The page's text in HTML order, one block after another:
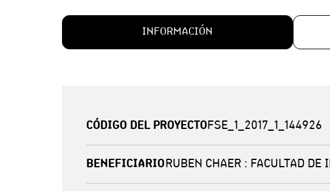
INFORMACIÓN
CÓDIGO DEL PROYECTOFSE_1_2017_1_144926
BENEFICIARIORUBEN CHAER : FACULTAD DE